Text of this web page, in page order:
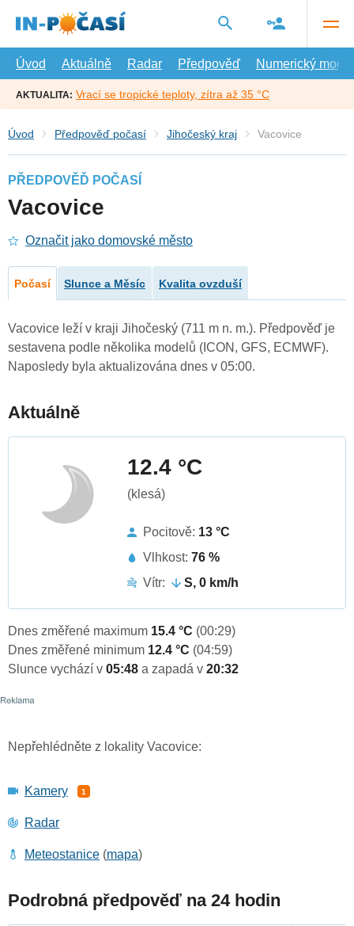
hlavní
Úvod
Aktuálně Radar Předpověď Numerický model
AKTUALITA: Vrací se tropické teploty, zítra až 35 °C
Úvod Předpověď počasí Jihočeský kraj Vacovice
PŘEDPOVĚĎ POČASÍ
Vacovice
Označit jako domovské město
Počasí Slunce a Měsíc Kvalita ovzduší
Vacovice leží v kraji Jihočeský (711 m n. m.). Předpověď je
sestavena podle několika modelů (ICON, GFS, ECMWF).
Naposledy byla aktualizována dnes v 05:00.
Aktuálně
12.4 °C
(klesá)
Pocitově: 13 °C
Vlhkost: 76 %
Vítr:
S, 0 km/h
Dnes změřené maximum 15.4 °C (00:29)
Dnes změřené minimum 12.4 °C (04:59)
Slunce vychází v 05:48 a zapadá v 20:32
Nepřehlédněte z lokality Vacovice:
Kamery 1
Radar
Meteostanice (mapa)
Podrobná předpověď na 24 hodin